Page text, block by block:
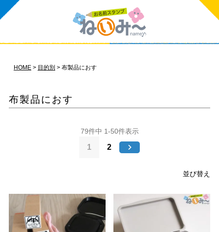
HOME 目的別 布製品におす
布製品におす
並び替え
79件中 1-50件表示
1 2